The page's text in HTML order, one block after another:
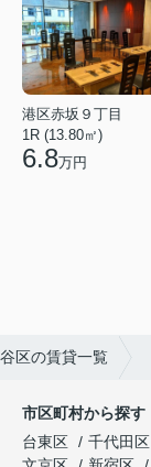
港区赤坂９丁目
1R (13.80㎡)
6.8万円
区の賃貸一覧
市区町村から探す
台東区
千代田区